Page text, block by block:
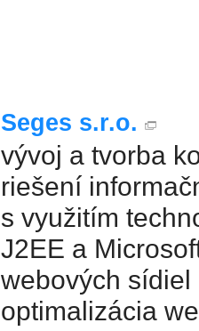
Seges s.r.o.
vývoj a tvorba
riešení
s využitím
J2EE a
webových
optimalizácia